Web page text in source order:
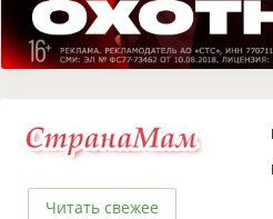
Читать свежее